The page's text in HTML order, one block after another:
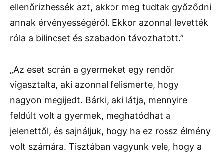
ellenőrizhessék azt, akkor meg tudtak győződni
annak érvényességéről. Ekkor azonnal levették
róla a bilincset és szabadon távozhatott.”
„Az eset során a gyermeket egy rendőr
vigasztalta, aki azonnal felismerte, hogy
nagyon megijedt. Bárki, aki látja, mennyire
feldúlt volt a gyermek, meghatódhat a
jelenettől, és sajnáljuk, hogy ha ez rossz élmény
volt számára. Tisztában vagyunk vele, hogy a